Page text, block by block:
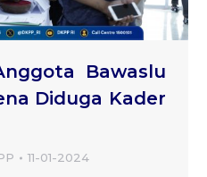
Bawaslu
Diduga Kader
11-01-2024